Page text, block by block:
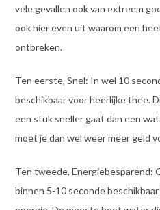
vele gevallen ook van extreem
ook hier even uit waarom een
ontbreken.
Ten eerste, Snel: In wel 10
beschikbaar voor heerlijke thee.
een stuk sneller gaat dan een
moet je dan wel weer meer geld
Ten tweede, Energiebesparend:
binnen 5-10 seconde